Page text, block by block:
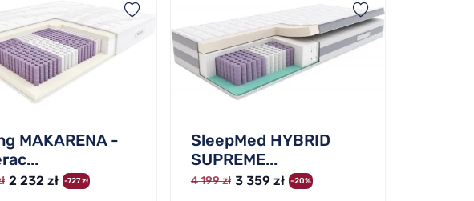
MAKARENA -
2 232 zł -727 zł
SleepMed HYBRID
SUPREME...
4 199 zł 3 359 zł -20%